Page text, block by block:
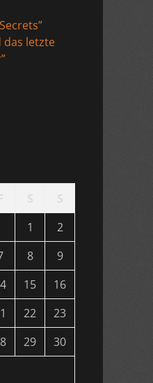
das letzte
1
2
8
9
15
16
22
23
29
30